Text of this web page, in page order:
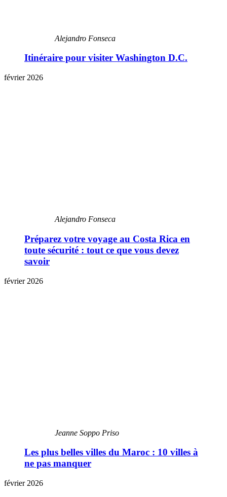
Alejandro Fonseca
Itinéraire pour visiter Washington D.C.
février 2026
Alejandro Fonseca
Préparez votre voyage au Costa Rica en
toute sécurité : tout ce que vous devez
savoir
février 2026
Jeanne Soppo Priso
Les plus belles villes du Maroc : 10 villes à
ne pas manquer
février 2026